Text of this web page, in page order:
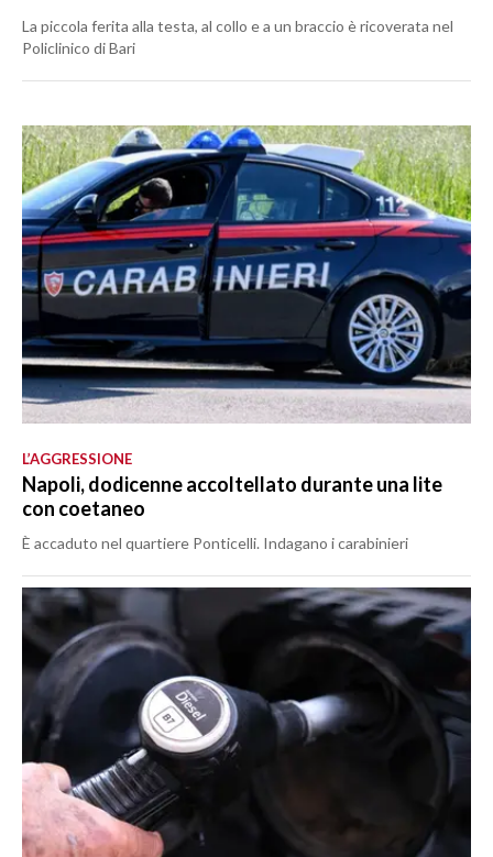
La piccola ferita alla testa, al collo e a un braccio è ricoverata nel
Policlinico di Bari
L’AGGRESSIONE
Napoli, dodicenne accoltellato durante una lite
con coetaneo
È accaduto nel quartiere Ponticelli. Indagano i carabinieri